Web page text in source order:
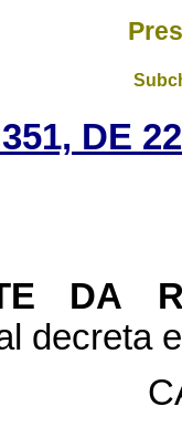
DE
DA
decreta